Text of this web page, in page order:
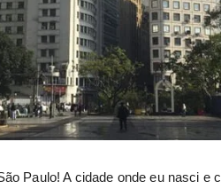
Paulo! A cidade onde eu nasci e